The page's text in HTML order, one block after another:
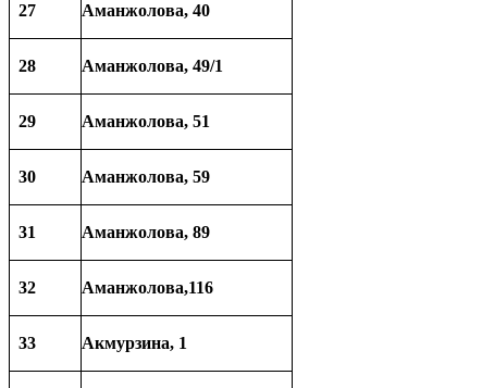
27 Аманжолова, 40
28 Аманжолова, 49/1
29 Аманжолова, 51
30 Аманжолова, 59
31 Аманжолова, 89
32 Аманжолова,116
33 Акмурзина, 1